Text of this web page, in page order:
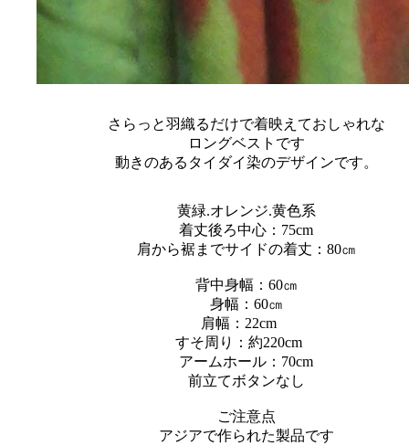
さらっと羽織るだけで着映えておしゃれな
ロングベストです
動きのあるタイダイ染のデザインです。
黄緑.オレンジ.黄色系
着丈後ろ中心：75cm
肩から裾までサイドの着丈：80㎝
背中身幅：60㎝
身幅：60㎝
肩幅：22cm
すそ周り：約220cm
アームホール：70cm
前立てボタンなし
ご注意点
アジアで作られた製品です